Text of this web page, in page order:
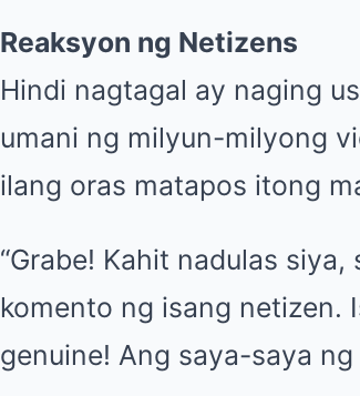
Reaksyon ng Netizens
Hindi nagtagal ay naging
umani ng milyun-milyong
ilang oras matapos itong
“Grabe! Kahit nadulas
komento ng isang netizen.
genuine! Ang saya-saya ng